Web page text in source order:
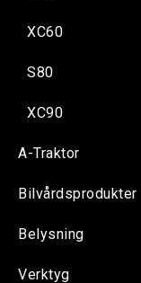
XC60
S80
XC90
A-Traktor
Bilvårdsprodukter
Belysning
Verktyg